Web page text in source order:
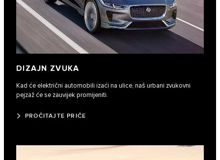
DIZAJN ZVUKA
Kad će električni automobili izaći na ulice, naš urbani zvukovni
pejzaž će se zauvijek promijeniti.
PROČITAJTE PRIČE